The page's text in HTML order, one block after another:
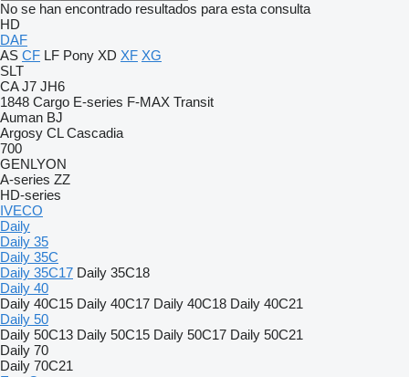
No se han encontrado resultados para esta consulta
HD
DAF
AS CF LF Pony XD XF XG
SLT
CA J7 JH6
1848 Cargo E-series F-MAX Transit
Auman BJ
Argosy CL Cascadia
700
GENLYON
A-series ZZ
HD-series
IVECO
Daily
Daily 35
Daily 35C
Daily 35C17 Daily 35C18
Daily 40
Daily 40C15 Daily 40C17 Daily 40C18 Daily 40C21
Daily 50
Daily 50C13 Daily 50C15 Daily 50C17 Daily 50C21
Daily 70
Daily 70C21